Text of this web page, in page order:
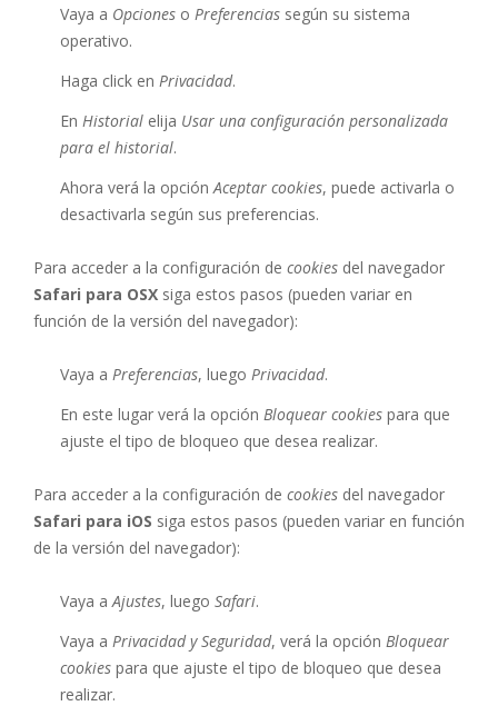
Vaya a Opciones o Preferencias según su sistema
operativo.
Haga click en Privacidad.
En Historial elija Usar una configuración personalizada
para el historial.
Ahora verá la opción Aceptar cookies, puede activarla o
desactivarla según sus preferencias.
Para acceder a la configuración de cookies del navegador
Safari para OSX siga estos pasos (pueden variar en
función de la versión del navegador):
Vaya a Preferencias, luego Privacidad.
En este lugar verá la opción Bloquear cookies para que
ajuste el tipo de bloqueo que desea realizar.
Para acceder a la configuración de cookies del navegador
Safari para iOS siga estos pasos (pueden variar en función
de la versión del navegador):
Vaya a Ajustes, luego Safari.
Vaya a Privacidad y Seguridad, verá la opción Bloquear
cookies para que ajuste el tipo de bloqueo que desea
realizar.